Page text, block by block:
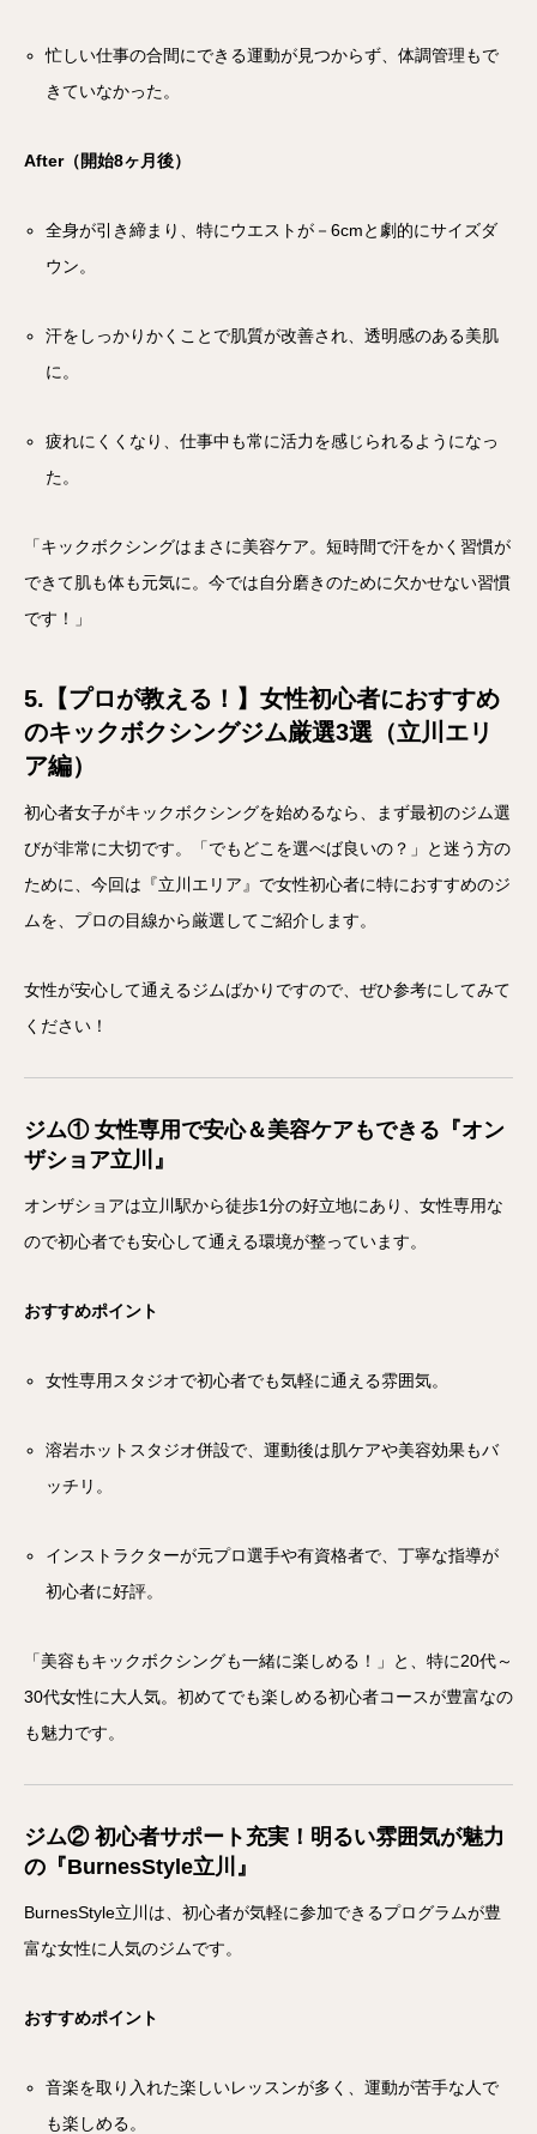
忙しい仕事の合間にできる運動が見つからず、体調管理もで
きていなかった。
After（開始8ヶ月後）
全身が引き締まり、特にウエストが－6cmと劇的にサイズダ
ウン。
汗をしっかりかくことで肌質が改善され、透明感のある美肌
に。
疲れにくくなり、仕事中も常に活力を感じられるようになっ
た。
「キックボクシングはまさに美容ケア。短時間で汗をかく習慣が
できて肌も体も元気に。今では自分磨きのために欠かせない習慣
です！」
5.【プロが教える！】女性初心者におすすめ
のキックボクシングジム厳選3選（立川エリ
ア編）
初心者女子がキックボクシングを始めるなら、まず最初のジム選
びが非常に大切です。「でもどこを選べば良いの？」と迷う方の
ために、今回は『立川エリア』で女性初心者に特におすすめのジ
ムを、プロの目線から厳選してご紹介します。
女性が安心して通えるジムばかりですので、ぜひ参考にしてみて
ください！
ジム① 女性専用で安心＆美容ケアもできる『オン
ザショア立川』
オンザショアは立川駅から徒歩1分の好立地にあり、女性専用な
ので初心者でも安心して通える環境が整っています。
おすすめポイント
女性専用スタジオで初心者でも気軽に通える雰囲気。
溶岩ホットスタジオ併設で、運動後は肌ケアや美容効果もバ
ッチリ。
インストラクターが元プロ選手や有資格者で、丁寧な指導が
初心者に好評。
「美容もキックボクシングも一緒に楽しめる！」と、特に20代～
30代女性に大人気。初めてでも楽しめる初心者コースが豊富なの
も魅力です。
ジム② 初心者サポート充実！明るい雰囲気が魅力
の『BurnesStyle立川』
BurnesStyle立川は、初心者が気軽に参加できるプログラムが豊
富な女性に人気のジムです。
おすすめポイント
音楽を取り入れた楽しいレッスンが多く、運動が苦手な人で
も楽しめる。